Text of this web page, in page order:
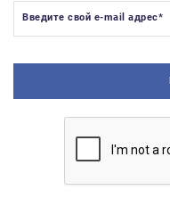
Введите свой e-mail адрес*